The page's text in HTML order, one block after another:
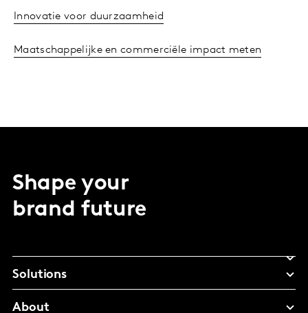
Innovatie voor duurzaamheid
Maatschappelijke en commerciële impact meten
Shape your
brand future
Solutions
About